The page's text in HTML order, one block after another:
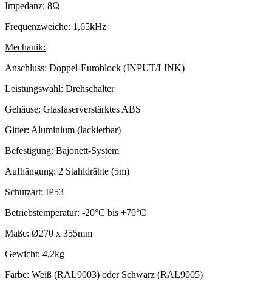
Impedanz: 8Ω
Frequenzweiche: 1,65kHz
Mechanik:
Anschluss: Doppel-Euroblock (INPUT/LINK)
Leistungswahl: Drehschalter
Gehäuse: Glasfaserverstärktes ABS
Gitter: Aluminium (lackierbar)
Befestigung: Bajonett-System
Aufhängung: 2 Stahldrähte (5m)
Schutzart: IP53
Betriebstemperatur: -20°C bis +70°C
Maße: Ø270 x 355mm
Gewicht: 4,2kg
Farbe: Weiß (RAL9003) oder Schwarz (RAL9005)